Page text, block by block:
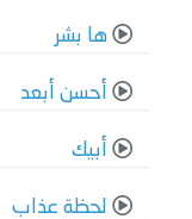
ها بشر
أحسن أبعد
أبيك
لحظة عذاب